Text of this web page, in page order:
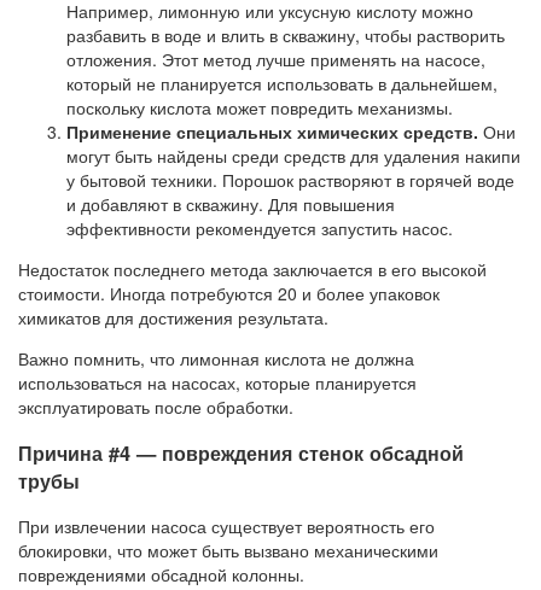
Например, лимонную или уксусную кислоту можно
разбавить в воде и влить в скважину, чтобы растворить
отложения. Этот метод лучше применять на насосе,
который не планируется использовать в дальнейшем,
поскольку кислота может повредить механизмы.
Применение специальных химических средств. Они
могут быть найдены среди средств для удаления накипи
у бытовой техники. Порошок растворяют в горячей воде
и добавляют в скважину. Для повышения
эффективности рекомендуется запустить насос.
Недостаток последнего метода заключается в его высокой
стоимости. Иногда потребуются 20 и более упаковок
химикатов для достижения результата.
Важно помнить, что лимонная кислота не должна
использоваться на насосах, которые планируется
эксплуатировать после обработки.
Причина #4 — повреждения стенок обсадной
трубы
При извлечении насоса существует вероятность его
блокировки, что может быть вызвано механическими
повреждениями обсадной колонны.